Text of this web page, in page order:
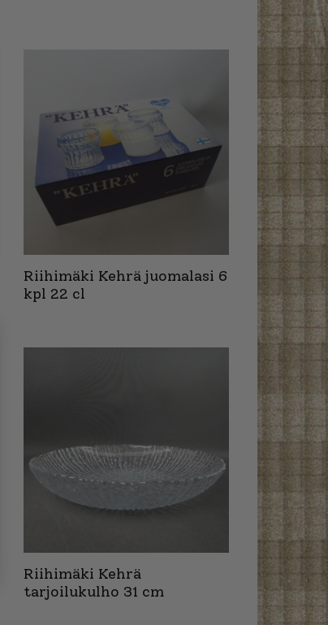
Riihimäki Kehrä juomalasi 6
kpl 22 cl
Riihimäki Kehrä
tarjoilukulho 31 cm